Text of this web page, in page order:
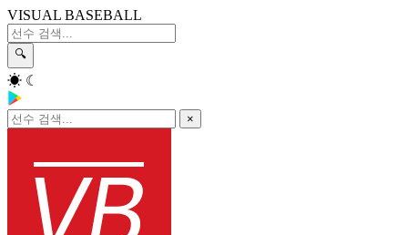
VISUAL BASEBALL
🔍
☀ ☾
×